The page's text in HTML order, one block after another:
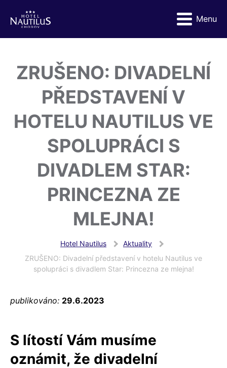
Menu
ZRUŠENO: DIVADELNÍ
PŘEDSTAVENÍ V
HOTELU NAUTILUS VE
SPOLUPRÁCI S
DIVADLEM STAR:
PRINCEZNA ZE
MLEJNA!
Hotel Nautilus
Aktuality
ZRUŠENO: Divadelní představení v hotelu Nautilus ve
spolupráci s divadlem Star: Princezna ze mlejna!
publikováno: 29.6.2023
S lítostí Vám musíme
oznámit, že divadelní